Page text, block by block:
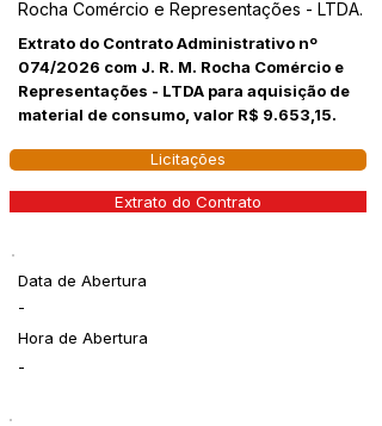
Rocha Comércio e Representações - LTDA.
Extrato do Contrato Administrativo nº
074/2026 com J. R. M. Rocha Comércio e
Representações - LTDA para aquisição de
material de consumo, valor R$ 9.653,15.
Licitações
Extrato do Contrato
Data de Abertura
-
Hora de Abertura
-